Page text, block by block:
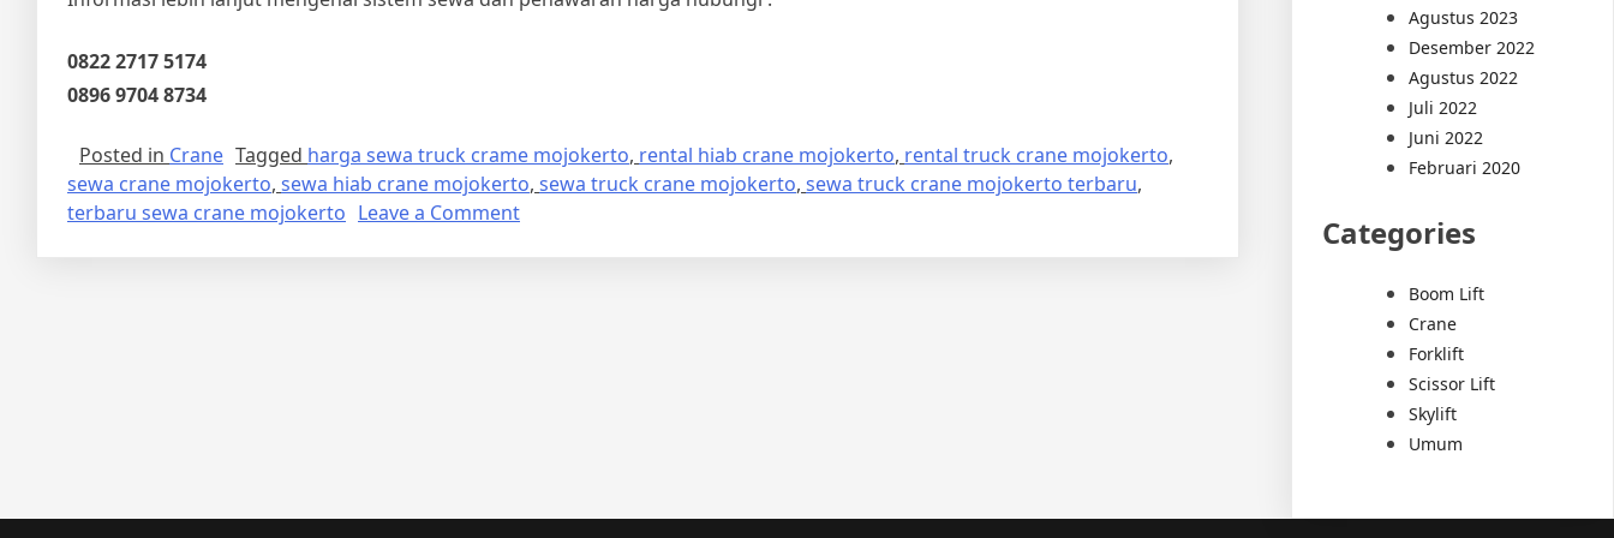
0822 2717 5174
0896 9704 8734
Posted in Crane Tagged harga sewa truck crame mojokerto, rental hiab crane mojokerto, rental truck crane mojokerto,
sewa crane mojokerto, sewa hiab crane mojokerto, sewa truck crane mojokerto, sewa truck crane mojokerto terbaru,
terbaru sewa crane mojokerto Leave a Commenton
Agustus 2023
Desember 2022
Agustus 2022
Juli 2022
Juni 2022
Februari 2020
Categories
Boom Lift
Crane
Forklift
Scissor Lift
Skylift
Umum